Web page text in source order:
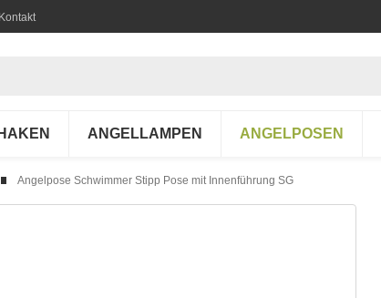
Kontakt
ANGELLAMPEN ANGELPOSEN
Angelpose Schwimmer Stipp Pose mit Innenführung SG